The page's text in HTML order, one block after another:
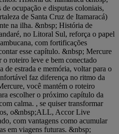
de ocupação e disputas coloniais,
de Santa Cruz de Itamaracá)
na ilha. &nbsp; História de
no Litoral Sul, reforça o papel
com fortificações
esse capítulo. &nbsp; Mercure
o roteiro leve e bem conectado
de estrada e memória, voltar para o
faz diferença no ritmo da
você mantém o roteiro
escolher o próximo capítulo da
calma. , se quiser transformar
o&nbsp;ALL, Accor Live
com vantagens como acumular
em viagens futuras. &nbsp;